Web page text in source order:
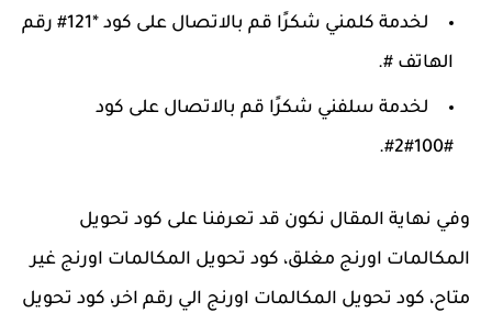
لخدمة كلمني شكرًا قم بالاتصال على كود *121# رقم
الهاتف #.
لخدمة سلفني شكرًا قم بالاتصال على كود
#100#2#.
وفي نهاية المقال نكون قد تعرفنا على كود تحويل
المكالمات اورنج مغلق، كود تحويل المكالمات اورنج غير
متاح، كود تحويل المكالمات اورنج الي رقم اخر، كود تحويل